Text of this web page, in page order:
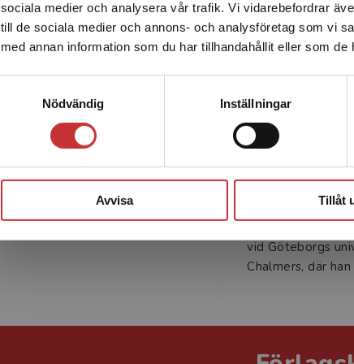
sociala medier och analysera vår trafik. Vi vidarebefordrar
till de sociala medier och annons- och analysföretag som vi
med annan information som du har tillhandahållit eller som
Nödvändig
Inställningar
Avvisa Tillåt
enhet utanför Sverige. Vi
Sverige. För att kunna
leveransadressen vara i
humanist och
vid Göteborgs
Chalmers, där han